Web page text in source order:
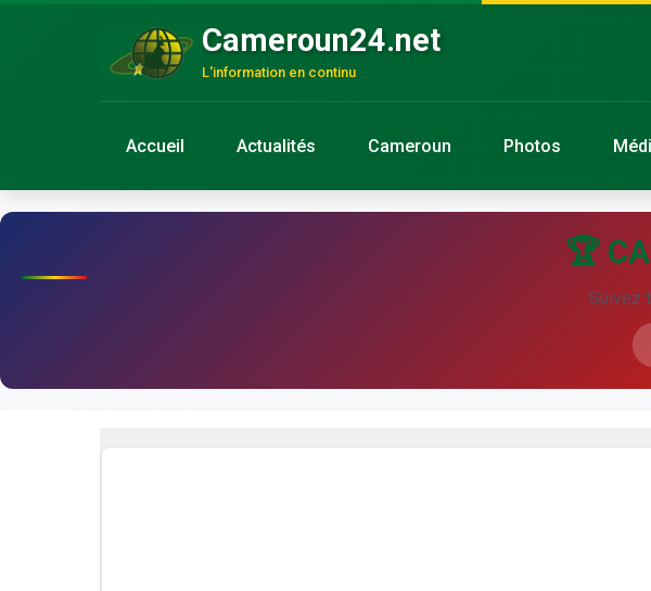
Cameroun24.net
L'information en continu
Accueil Actualités Cameroun Photos
🏆
Suivez